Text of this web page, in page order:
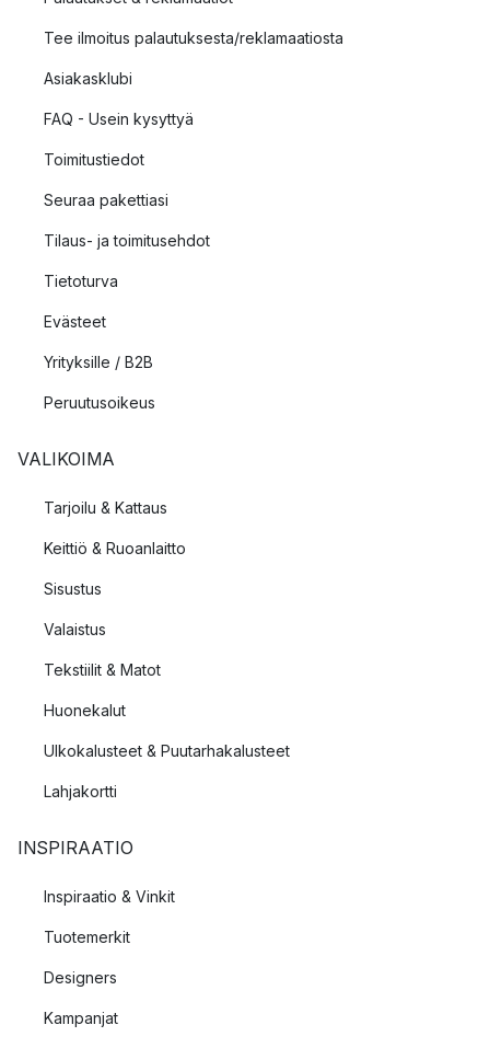
Tee ilmoitus palautuksesta/reklamaatiosta
Asiakasklubi
FAQ - Usein kysyttyä
Toimitustiedot
Seuraa pakettiasi
Tilaus- ja toimitusehdot
Tietoturva
Evästeet
Yrityksille / B2B
Peruutusoikeus
VALIKOIMA
Tarjoilu & Kattaus
Keittiö & Ruoanlaitto
Sisustus
Valaistus
Tekstiilit & Matot
Huonekalut
Ulkokalusteet & Puutarhakalusteet
Lahjakortti
INSPIRAATIO
Inspiraatio & Vinkit
Tuotemerkit
Designers
Kampanjat